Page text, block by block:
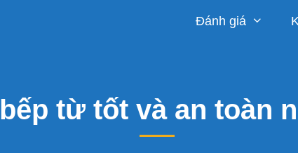
Đánh giá
từ tốt và an toàn